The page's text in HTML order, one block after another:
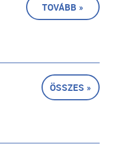
TOVÁBB »
ÖSSZES »